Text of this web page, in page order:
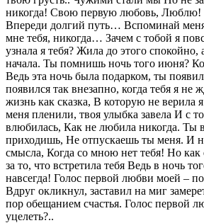
никогда! Свою первую любовь, Люблю!
Впереди долгий путь… Вспоминай
мне тебя, никогда… Зачем с тобой я
узнала я тебя? Жила до этого спокойно,
начала. Ты помнишь ночь того июня?
Ведь эта ночь была подарком, ты
появился так внезапно, когда тебя я
жизнь как сказка, В которую не верила
меня пленили, твоя улыбка завела И с
влюбилась, Как не любила никогда. Ты
приходишь, Не отпускаешь ты меня. И
смысла, Когда со мною нет тебя! Но как
за то, что встретила тебя Ведь в ночь
навсегда! Голос первой любви моей –
Вдруг окликнул, заставил на миг
пор обещанием счастья. Голос первой
уцелеть?..